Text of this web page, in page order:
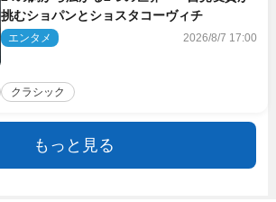
挑むショパンとショスタコーヴィチ
エンタメ 2026/8/7 17:00
クラシック
もっと見る